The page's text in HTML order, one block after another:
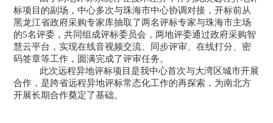
标项目的副场，中心多次与珠海市中心协调对接，开标前从
黑龙江省政府采购专家库抽取了两名评标专家与珠海市主场
的5名评委，共同组成评标委员会，两地评委通过政府采购智
慧云平台，实现在线音视频交流、同步评审、在线打分、密
码签章等工作，圆满完成了评审任务。
此次远程异地评标项目是我中心首次与大湾区城市开展
合作，是跨省远程异地评标常态化工作的再探索，为南北方
开展长期合作奠定了基础。